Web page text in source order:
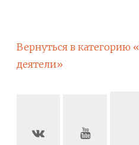
Вернуться в категорию
деятели»